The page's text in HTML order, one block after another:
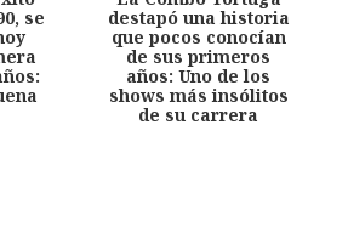
se
destapó una historia
que pocos conocían
de sus primeros
años: Uno de los
shows más insólitos
de su carrera